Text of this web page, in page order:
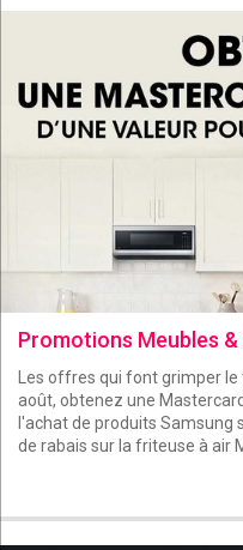
Promotions Meubles &
Les offres qui font grimper
août, obtenez une
l'achat de produits Samsung
de rabais sur la friteuse à air